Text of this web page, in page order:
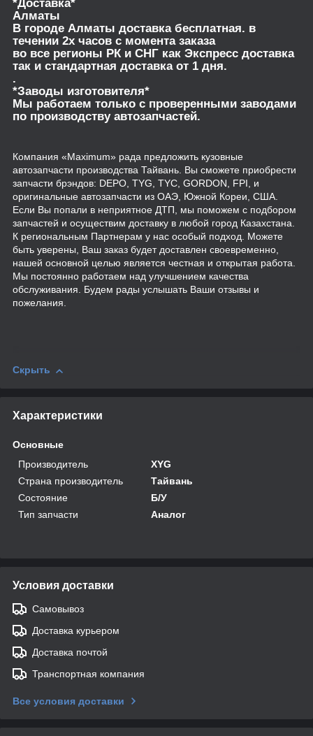
*Доставка*
Алматы
В городе Алматы доставка бесплатная. в
течении 2х часов с момента заказа
во все регионы РК и СНГ как Экспресс доставка
так и стандартная доставка от 1 дня.
.
*Заводы изготовителя*
Мы работаем только с проверенными заводами
по производству автозапчастей.
Компания «Maximum» рада предложить кузовные
автозапчасти производства Тайвань. Вы сможете приобрести
запчасти брэндов: DEPO, TYG, TYC, GORDON, FPI, и
оригинальные автозапчасти из ОАЭ, Южной Кореи, США.
Если Вы попали в неприятное ДТП, мы поможем с подбором
запчастей и осуществим доставку в любой город Казахстана.
К региональным Партнерам у нас особый подход. Можете
быть уверены, Ваш заказ будет доставлен своевременно,
нашей основной целью является честная и открытая работа.
Мы постоянно работаем над улучшением качества
обслуживания. Будем рады услышать Ваши отзывы и
пожелания.
Скрыть
Характеристики
Основные
Производитель
XYG
Страна производитель
Тайвань
Состояние
Б/У
Тип запчасти
Аналог
Условия доставки
Самовывоз
Доставка курьером
Доставка почтой
Транспортная компания
Все условия доставки